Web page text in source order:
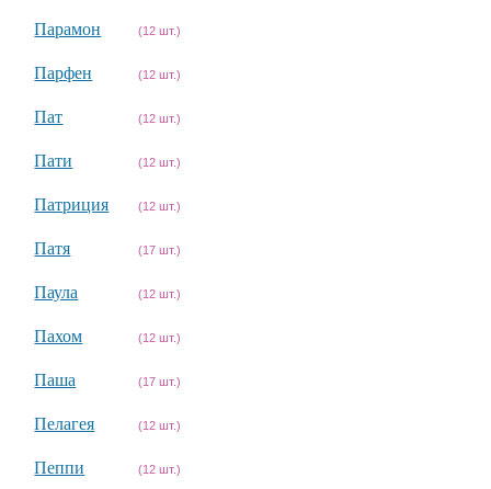
Парамон (12 шт.)
Парфен (12 шт.)
Пат (12 шт.)
Пати (12 шт.)
Патриция (12 шт.)
Патя (17 шт.)
Паула (12 шт.)
Пахом (12 шт.)
Паша (17 шт.)
Пелагея (12 шт.)
Пеппи (12 шт.)